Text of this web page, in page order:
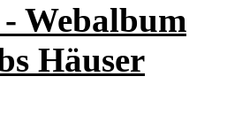
Webalbum
Häuser